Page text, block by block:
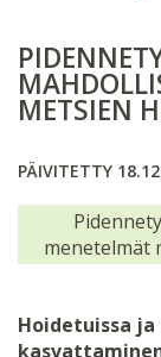
METSIEN
PÄIVITETTY
Hoidetuissa